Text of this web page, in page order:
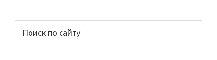
Основной
сайдбар